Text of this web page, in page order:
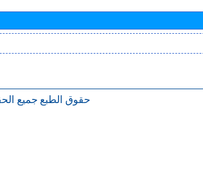
حقوق الطبع جميع